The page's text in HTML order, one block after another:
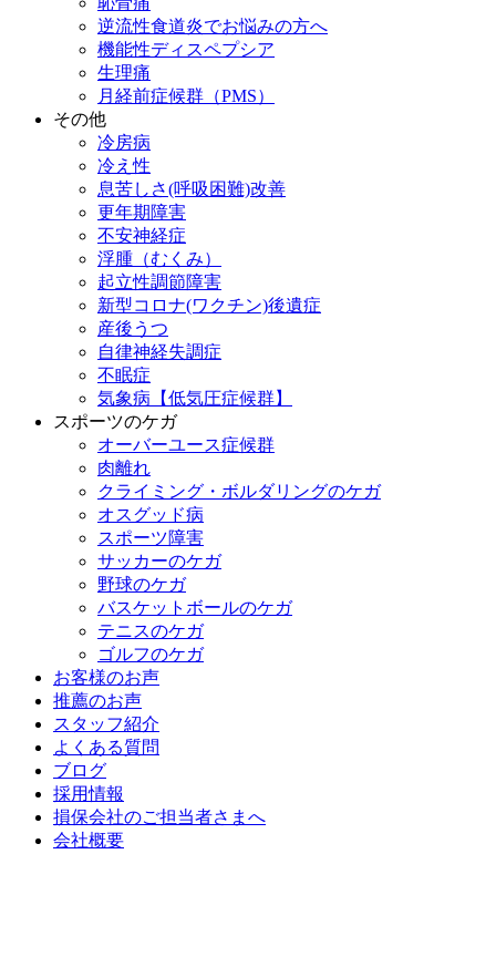
逆流性食道炎でお悩みの方へ
機能性ディスペプシア
生理痛
月経前症候群（PMS）
その他
冷房病
冷え性
息苦しさ(呼吸困難)改善
更年期障害
不安神経症
浮腫（むくみ）
起立性調節障害
新型コロナ(ワクチン)後遺症
産後うつ
自律神経失調症
不眠症
気象病【低気圧症候群】
スポーツのケガ
オーバーユース症候群
肉離れ
クライミング・ボルダリングのケガ
オスグッド病
スポーツ障害
サッカーのケガ
野球のケガ
バスケットボールのケガ
テニスのケガ
ゴルフのケガ
お客様のお声
推薦のお声
スタッフ紹介
よくある質問
ブログ
採用情報
損保会社のご担当者さまへ
会社概要